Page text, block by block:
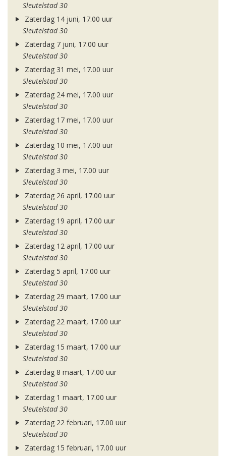
Sleutelstad 30
Zaterdag 14 juni, 17.00 uur
Sleutelstad 30
Zaterdag 7 juni, 17.00 uur
Sleutelstad 30
Zaterdag 31 mei, 17.00 uur
Sleutelstad 30
Zaterdag 24 mei, 17.00 uur
Sleutelstad 30
Zaterdag 17 mei, 17.00 uur
Sleutelstad 30
Zaterdag 10 mei, 17.00 uur
Sleutelstad 30
Zaterdag 3 mei, 17.00 uur
Sleutelstad 30
Zaterdag 26 april, 17.00 uur
Sleutelstad 30
Zaterdag 19 april, 17.00 uur
Sleutelstad 30
Zaterdag 12 april, 17.00 uur
Sleutelstad 30
Zaterdag 5 april, 17.00 uur
Sleutelstad 30
Zaterdag 29 maart, 17.00 uur
Sleutelstad 30
Zaterdag 22 maart, 17.00 uur
Sleutelstad 30
Zaterdag 15 maart, 17.00 uur
Sleutelstad 30
Zaterdag 8 maart, 17.00 uur
Sleutelstad 30
Zaterdag 1 maart, 17.00 uur
Sleutelstad 30
Zaterdag 22 februari, 17.00 uur
Sleutelstad 30
Zaterdag 15 februari, 17.00 uur